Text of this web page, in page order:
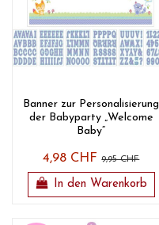
Banner zur Personalisierung
der Babyparty „Welcome
Baby“
4,98 CHF9,95 CHF
In den Warenkorb